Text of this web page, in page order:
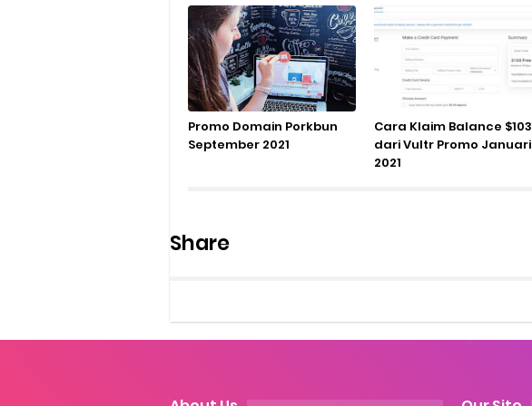
Promo Domain Porkbun
September 2021
Cara Klaim Balance $103
dari Vultr Promo Januari
2021
Share